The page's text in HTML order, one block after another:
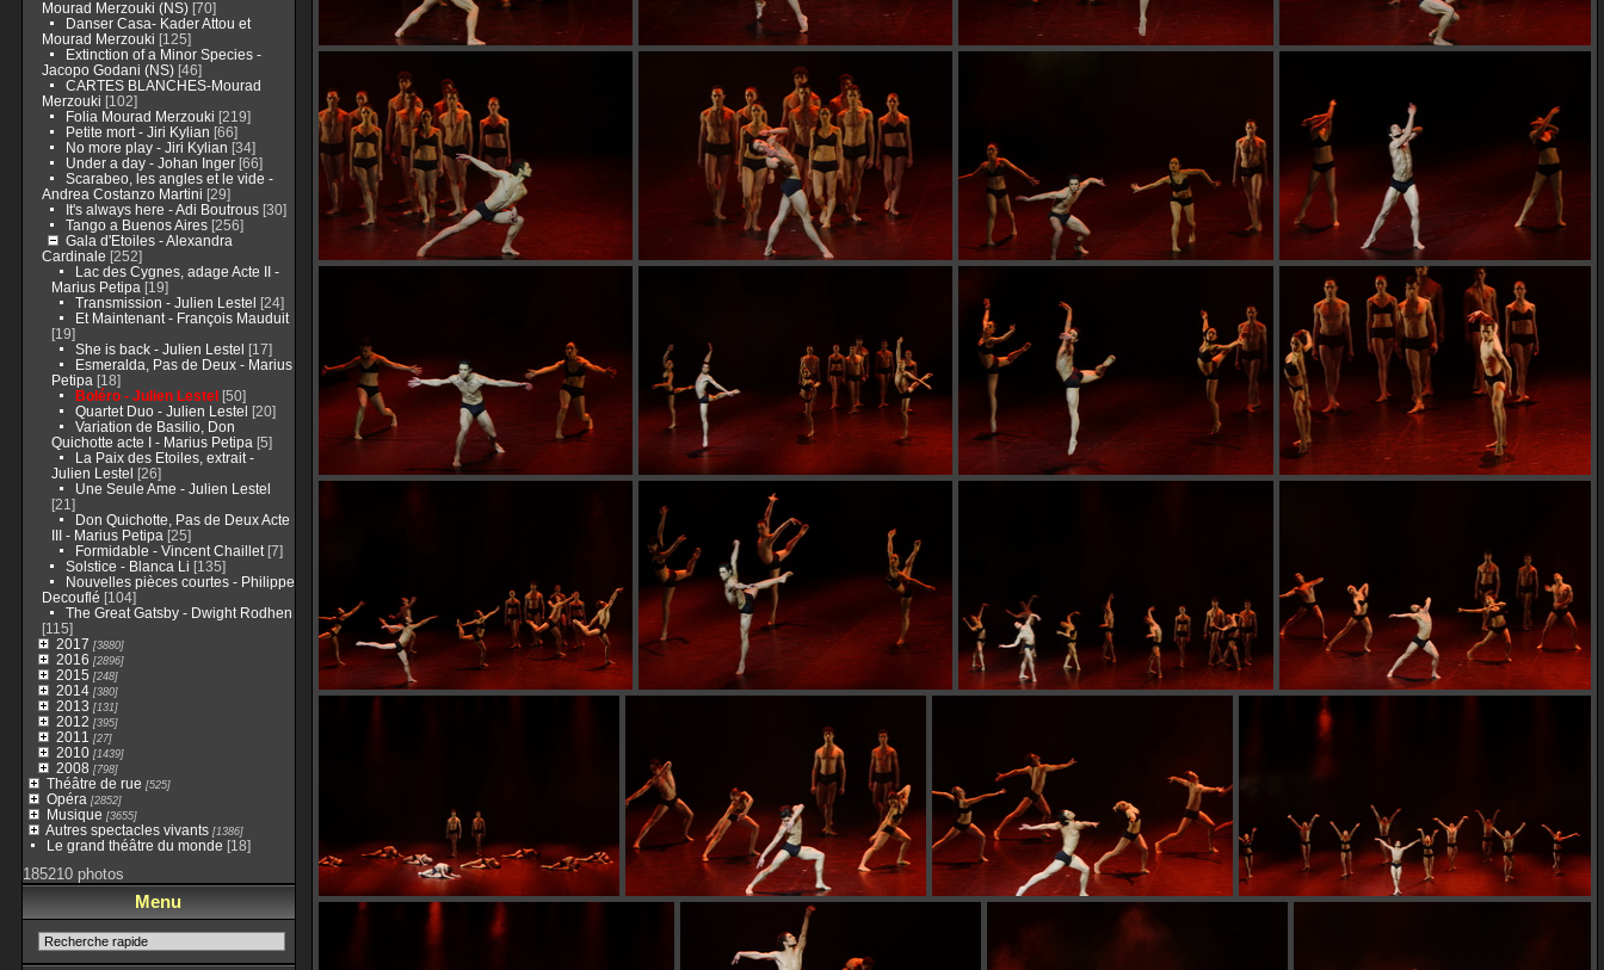
Mourad Merzouki (NS)[70]
Danser Casa- Kader Attou et
Mourad Merzouki [125]
Extinction of a Minor Species -
Jacopo Godani (NS)[46]
CARTES BLANCHES-Mourad
Merzouki [102]
Folia Mourad Merzouki [219]
Petite mort - Jiri Kylian [66]
No more play - Jiri Kylian [34]
Under a day - Johan Inger[66]
Scarabeo, les angles et le vide -
Andrea Costanzo Martini [29]
It's always here - Adi Boutrous[30]
Tango a Buenos Aires[256]
Gala d'Etoiles - Alexandra
Cardinale [252]
Lac des Cygnes, adage Acte II -
Marius Petipa [19]
Transmission - Julien Lestel [24]
Et Maintenant - François Mauduit
[19]
She is back - Julien Lestel [17]
Esmeralda, Pas de Deux - Marius
Petipa [18]
Boléro - Julien Lestel[50]
Quartet Duo - Julien Lestel [20]
Variation de Basilio, Don
Quichotte acte I - Marius Petipa [5]
La Paix des Etoiles, extrait -
Julien Lestel [26]
Une Seule Ame - Julien Lestel
[21]
Don Quichotte, Pas de Deux Acte
III - Marius Petipa [25]
Formidable - Vincent Chaillet[7]
Solstice - Blanca Li [135]
Nouvelles pièces courtes - Philippe
Decouflé [104]
The Great Gatsby - Dwight Rodhen
[115]
2017 [3880]
2016 [2896]
2015 [248]
2014[380]
2013 [131]
2012 [395]
2011 [27]
2010[1439]
2008 [798]
Théâtre de rue [525]
Opéra [2852]
Musique [3655]
Autres spectacles vivants[1386]
Le grand théâtre du monde [18]
185210 photos
Menu